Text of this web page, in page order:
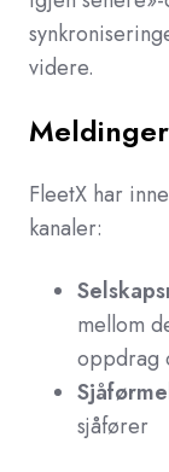
videre.
FleetX har
kanaler:
mellom
oppdrag
sjåfører